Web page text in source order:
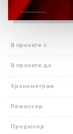
В прокате с
В прокате до
Хронометраж
Режиссер
Продюсер